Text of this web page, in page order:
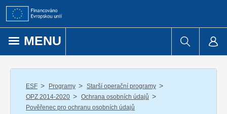
Přejít k obsahu
MENU
ESF / Programy / Starší operační programy /
OPZ 2014-2020 / Ochrana osobních údajů /
Pověřenec pro ochranu osobních údajů